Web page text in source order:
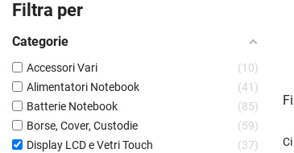
Filtra per
Categorie
Accessori Vari
10
Alimentatori Notebook
41
Batterie Notebook
85
Borse, Cover, Custodie
59
Display LCD e Vetri Touch
37